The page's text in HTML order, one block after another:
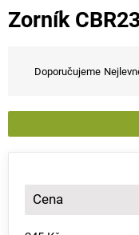
Zorník
a
e
í
o
d
u
Doporučujeme
Cena